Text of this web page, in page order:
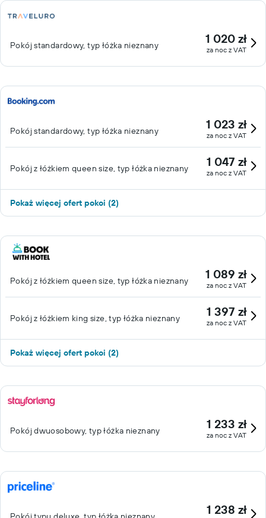
Pokój standardowy, typ łóżka nieznany 1 020 zł
za noc z VAT
Pokój standardowy, typ łóżka nieznany 1 023 zł
za noc z VAT
Pokój z łóżkiem queen size, typ łóżka nieznany 1 047 zł
za noc z VAT
Pokaż więcej ofert pokoi (2)
Pokój z łóżkiem queen size, typ łóżka nieznany 1 089 zł
za noc z VAT
Pokój z łóżkiem king size, typ łóżka nieznany 1 397 zł
za noc z VAT
Pokaż więcej ofert pokoi (2)
Pokój dwuosobowy, typ łóżka nieznany 1 233 zł
za noc z VAT
1 238 zł